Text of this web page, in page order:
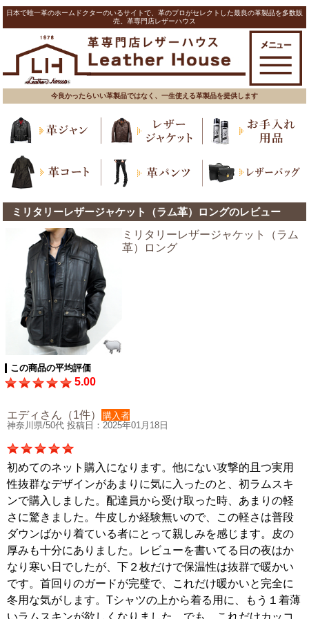
日本で唯一革のホームドクターのいるサイトで、革のプロがセレクトした最良の革製品を多数販
売。革専門店レザーハウス
今良かったらいい革製品ではなく、一生使える革製品を提供します
ミリタリーレザージャケット（ラム革）ロングのレビュー
ミリタリーレザージャケット（ラム
革）ロング
この商品の平均評価
5.00
エディさん（1件）
購入者
神奈川県/50代 投稿日：2025年01月18日
初めてのネット購入になります。他にない攻撃的且つ実用
性抜群なデザインがあまりに気に入ったのと、初ラムスキ
ンで購入しました。配達員から受け取った時、あまりの軽
さに驚きました。牛皮しか経験無いので、この軽さは普段
ダウンばかり着ている者にとって親しみを感じます。皮の
厚みも十分にありました。レビューを書いてる日の夜はか
なり寒い日でしたが、下２枚だけで保温性は抜群で暖かい
です。首回りのガードが完璧で、これだけ暖かいと完全に
冬用な気がします。Tシャツの上から着る用に、もう１着薄